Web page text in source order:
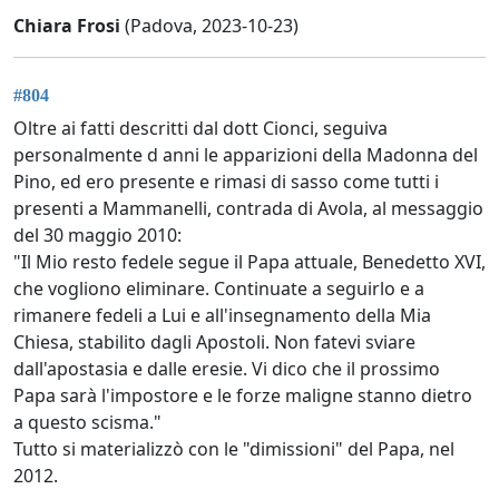
Chiara Frosi (Padova, 2023-10-23)
#804
Oltre ai fatti descritti dal dott Cionci, seguiva
personalmente d anni le apparizioni della Madonna del
Pino, ed ero presente e rimasi di sasso come tutti i
presenti a Mammanelli, contrada di Avola, al messaggio
del 30 maggio 2010:
"Il Mio resto fedele segue il Papa attuale, Benedetto XVI,
che vogliono eliminare. Continuate a seguirlo e a
rimanere fedeli a Lui e all'insegnamento della Mia
Chiesa, stabilito dagli Apostoli. Non fatevi sviare
dall'apostasia e dalle eresie. Vi dico che il prossimo
Papa sarà l'impostore e le forze maligne stanno dietro
a questo scisma."
Tutto si materializzò con le "dimissioni" del Papa, nel
2012.